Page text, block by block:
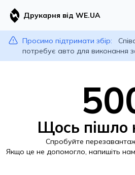
Друкарня від WE.UA
Просимо підтримати збір:
потребує авто для виконання
Щось пішло
Спробуйте
Якщо це не допомогло, напишіть